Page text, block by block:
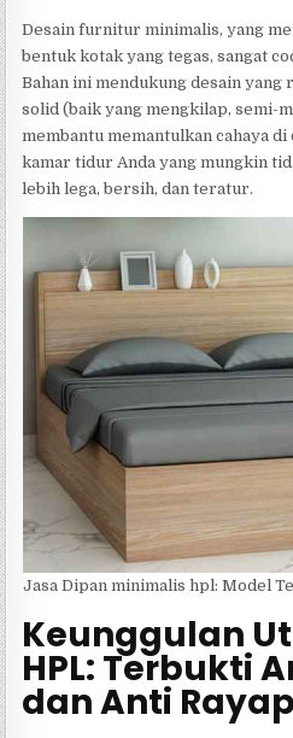
Desain furnitur minimalis, yang
bentuk kotak yang tegas, sangat
Bahan ini mendukung desain yang
solid (baik yang mengkilap, semi-
membantu memantulkan cahaya di
kamar tidur Anda yang mungkin
lebih lega, bersih, dan teratur.
Jasa Dipan minimalis hpl: Model
Keunggulan
HPL: Terbukti
dan Anti Rayap